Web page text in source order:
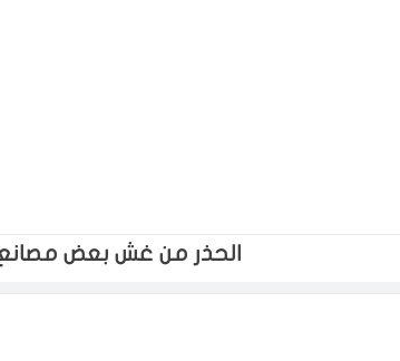
الحذر من غش بعض مصانع